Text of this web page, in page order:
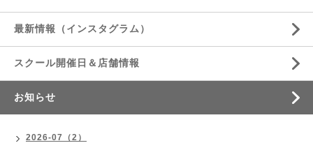
最新情報（インスタグラム）
スクール開催日＆店舗情報
お知らせ
2026-07（2）